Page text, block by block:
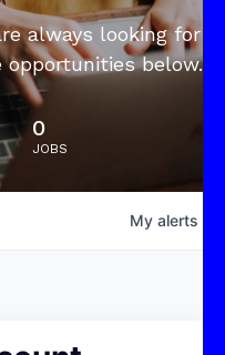
always looking for
below.
0
JOBS
My alerts